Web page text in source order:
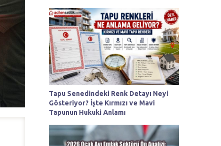
Tapu Senedindeki Renk Detayı Neyi
Gösteriyor? İşte Kırmızı ve Mavi
Tapunun Hukuki Anlamı